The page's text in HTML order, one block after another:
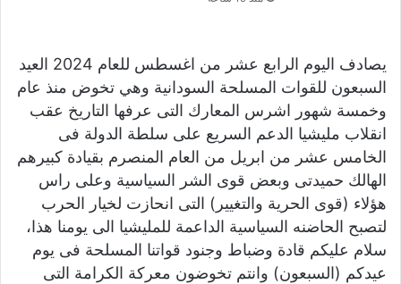
يصادف اليوم الرابع عشر من اغسطس للعام 2024 العيد
السبعون للقوات المسلحة السودانية وهي تخوض منذ عام
وخمسة شهور اشرس المعارك التى عرفها التاريخ عقب
انقلاب مليشيا الدعم السريع على سلطة الدولة فى
الخامس عشر من ابريل من العام المنصرم بقيادة كبيرهم
الهالك حميدتى وبعض قوى الشر السياسية وعلى راس
هؤلاء (قوى الحرية والتغيير) التى انحازت لخيار الحرب
لتصبح الحاضنه السياسية الداعمة للمليشيا الى يومنا هذا،
سلام عليكم قادة وضباط وجنود قواتنا المسلحة فى يوم
عيدكم (السبعون) وانتم تخوضون معركة الكرامة التى